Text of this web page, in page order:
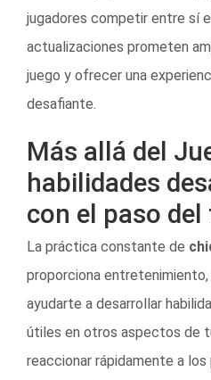
jugadores competir entre sí
actualizaciones prometen
juego y ofrecer una
desafiante.
Más allá del
habilidades
con el paso
La práctica constante de
proporciona
ayudarte a desarrollar
útiles en otros aspectos de
reaccionar rápidamente a